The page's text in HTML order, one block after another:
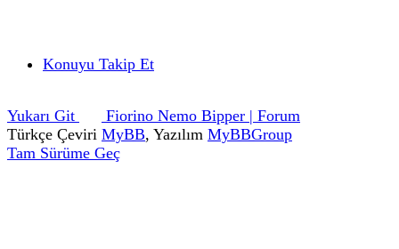
Konuyu Takip Et
Yukarı Git
Fiorino Nemo Bipper | Forum
Türkçe Çeviri MyBB, Yazılım MyBBGroup
Tam Sürüme Geç